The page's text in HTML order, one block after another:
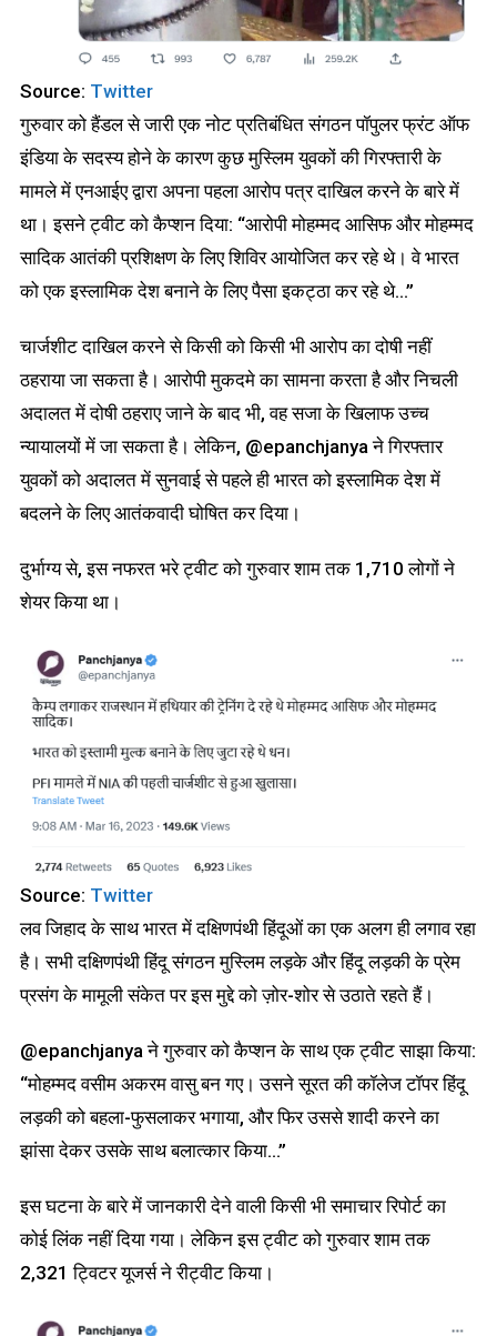
Source: Twitter
गुरुवार को हैंडल से जारी एक नोट प्रतिबंधित संगठन पॉपुलर फ्रंट ऑफ
इंडिया के सदस्य होने के कारण कुछ मुस्लिम युवकों की गिरफ्तारी के
मामले में एनआईए द्वारा अपना पहला आरोप पत्र दाखिल करने के बारे में
था। इसने ट्वीट को कैप्शन दिया: “आरोपी मोहम्मद आसिफ और मोहम्मद
सादिक आतंकी प्रशिक्षण के लिए शिविर आयोजित कर रहे थे। वे भारत
को एक इस्लामिक देश बनाने के लिए पैसा इकट्ठा कर रहे थे…”
चार्जशीट दाखिल करने से किसी को किसी भी आरोप का दोषी नहीं
ठहराया जा सकता है। आरोपी मुकदमे का सामना करता है और निचली
अदालत में दोषी ठहराए जाने के बाद भी, वह सजा के खिलाफ उच्च
न्यायालयों में जा सकता है। लेकिन, @epanchjanya ने गिरफ्तार
युवकों को अदालत में सुनवाई से पहले ही भारत को इस्लामिक देश में
बदलने के लिए आतंकवादी घोषित कर दिया।
दुर्भाग्य से, इस नफरत भरे ट्वीट को गुरुवार शाम तक 1,710 लोगों ने
शेयर किया था।
Source: Twitter
लव जिहाद के साथ भारत में दक्षिणपंथी हिंदूओं का एक अलग ही लगाव रहा
है। सभी दक्षिणपंथी हिंदू संगठन मुस्लिम लड़के और हिंदू लड़की के प्रेम
प्रसंग के मामूली संकेत पर इस मुद्दे को ज़ोर-शोर से उठाते रहते हैं।
@epanchjanya ने गुरुवार को कैप्शन के साथ एक ट्वीट साझा किया:
“मोहम्मद वसीम अकरम वासु बन गए। उसने सूरत की कॉलेज टॉपर हिंदू
लड़की को बहला-फुसलाकर भगाया, और फिर उससे शादी करने का
झांसा देकर उसके साथ बलात्कार किया…”
इस घटना के बारे में जानकारी देने वाली किसी भी समाचार रिपोर्ट का
कोई लिंक नहीं दिया गया। लेकिन इस ट्वीट को गुरुवार शाम तक
2,321 ट्विटर यूजर्स ने रीट्वीट किया।